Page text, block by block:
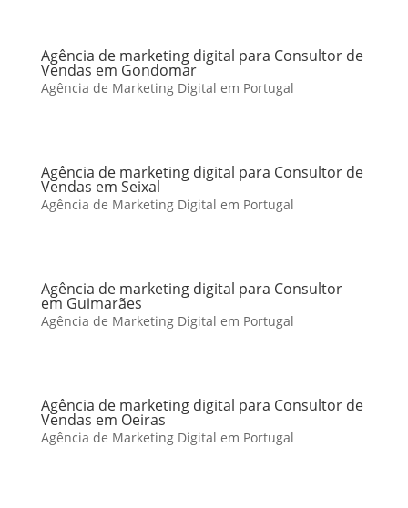
Agência de marketing digital para Consultor de
Vendas em Gondomar
Agência de Marketing Digital em Portugal
Agência de marketing digital para Consultor de
Vendas em Seixal
Agência de Marketing Digital em Portugal
Agência de marketing digital para Consultor
em Guimarães
Agência de Marketing Digital em Portugal
Agência de marketing digital para Consultor de
Vendas em Oeiras
Agência de Marketing Digital em Portugal